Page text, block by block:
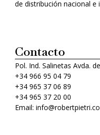
de distribución nacional e
Contacto
Pol. Ind. Salinetas Avda.
+34 966 95 04 79
+34 965 37 06 89
+34 965 37 20 00
Email: